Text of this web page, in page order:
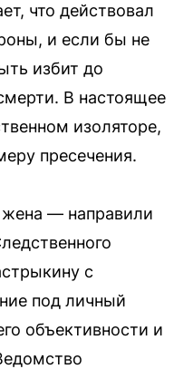
что действовал
и если бы не
избит до
В настоящее
изоляторе,
пресечения.
— направили
с
под личный
объективности и